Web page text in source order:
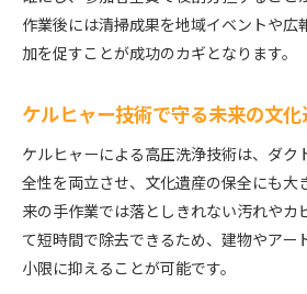
作業後には清掃成果を地域イベントや広
加を促すことが成功のカギとなります。
ケルヒャー技術で守る未来の文化
ケルヒャーによる高圧洗浄技術は、ダク
全性を両立させ、文化遺産の保全にも大
来の手作業では落としきれない汚れやカ
て短時間で除去できるため、建物やアー
小限に抑えることが可能です。